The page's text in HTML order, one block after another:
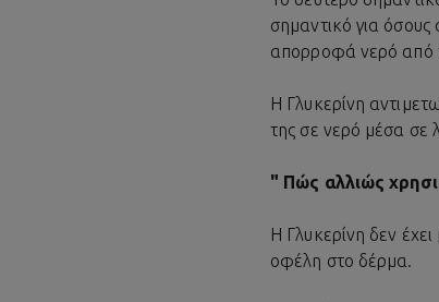
σημαντικό για
απορροφά νερό από
Η Γλυκερίνη
της σε νερό μέσα σε
" Πώς αλλιώς
Η Γλυκερίνη δεν
οφέλη στο δέρμα.